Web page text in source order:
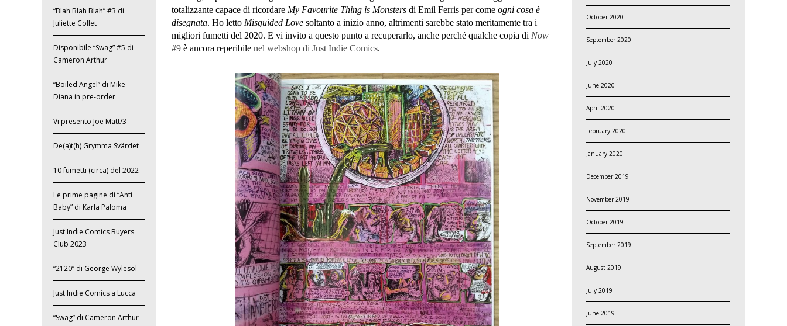
totalizzante capace di ricordare My Favourite Thing is Monsters di Emil Ferris per comeogni cosa è
disegnata. Ho letto Misguided Love soltanto a inizio anno, altrimenti sarebbe stato meritamente tra i
migliori fumetti del 2020. E vi invito a questo punto a recuperarlo, anche perché qualche copia di Now
#9 è ancora reperibilenel webshop di Just Indie Comics.
“Blah Blah Blah” #3 di
Juliette Collet
Disponibile “Swag” #5 di
Cameron Arthur
“Boiled Angel” di Mike
Diana in pre-order
Vi presento Joe Matt/3
De(a)t(h) Grymma Svärdet
10 fumetti (circa) del 2022
Le prime pagine di “Anti
Baby” di Karla Paloma
Just Indie Comics Buyers
Club 2023
“2120” di George Wylesol
Just Indie Comics a Lucca
“Swag” di Cameron Arthur
October 2020
September 2020
July 2020
June 2020
April 2020
February 2020
January 2020
December 2019
November 2019
October 2019
September 2019
August 2019
July 2019
June 2019